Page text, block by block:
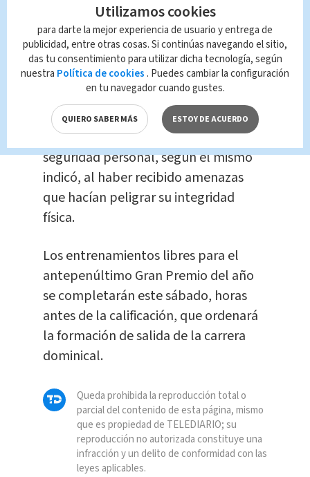
Al contrario que en Texas, Sainz no
pudo esta vez con Hülkenberg, que
fue noveno, justo delante del francés
Esteban Ocon, compañero y 'enemigo
íntimo' en Force India de 'Checo', que,
en su feudo, superó al galo. Que
durante estos días ha reforzado su
seguridad personal, según él mismo
indicó, al haber recibido amenazas
que hacían peligrar su integridad
física.
Los entrenamientos libres para el
antepenúltimo Gran Premio del año
se completarán este sábado, horas
antes de la calificación, que ordenará
la formación de salida de la carrera
dominical.
Queda prohibida la reproducción total o
parcial del contenido de esta página, mismo
que es propiedad de TELEDIARIO; su
reproducción no autorizada constituye una
infracción y un delito de conformidad con las
leyes aplicables.
Utilizamos cookies
para darte la mejor experiencia de usuario y entrega de
publicidad, entre otras cosas. Si continúas navegando el sitio,
das tu consentimiento para utilizar dicha tecnología, según
nuestra Política de cookies . Puedes cambiar la configuración
en tu navegador cuando gustes.
QUIERO SABER MÁS ESTOY DE ACUERDO